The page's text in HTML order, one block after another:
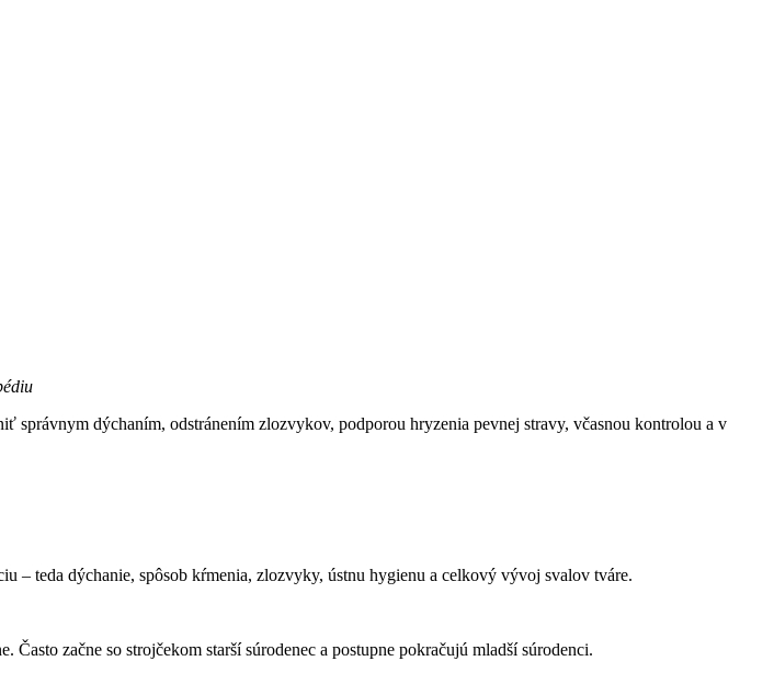
dýchaním, odstránením zlozvykov, podporou hryzenia pevnej stravy, včasnou kontrolou a v
teda dýchanie, spôsob kŕmenia, zlozvyky, ústnu hygienu a celkový vývoj svalov tváre.
začne so strojčekom starší súrodenec a postupne pokračujú mladší súrodenci.